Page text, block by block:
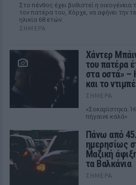
Στο πένθος έχει βυθιστεί η οικογένεια
τον πατέρα του, Χόρχε, να αφήνει την
ηλικία 68 ετών.
ΣΉΜΕΡΑ
Χάντερ
του πατέρα
στα οστά» –
και το
ΣΉΜΕΡΑ
«Σοκαρίστηκα.
πήγαινε καλά»
Πάνω από
ημερησίως
Μαζική
τα Βαλκάνια
ΣΉΜΕΡΑ